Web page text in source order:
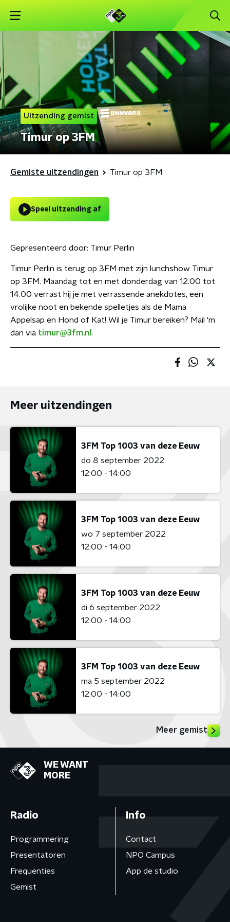
Uitzending gemist
Timur op 3FM
Gemiste uitzendingen Timur op 3FM
Speel uitzending af
Gepresenteerd door: Timur Perlin
Timur Perlin is terug op 3FM met zijn lunchshow Timur
op 3FM. Maandag tot en met donderdag van 12.00 tot
14.00 verrast hij je met verrassende anekdotes, een
vrolijke noot en bekende spelletjes als de Mama
Appelsap en Hond of Kat! Wil je Timur bereiken? Mail 'm
dan via timur@3fm.nl .
Meer uitzendingen
3FM Top 1003 van deze Eeuw
do 8 september 2022
12:00 - 14:00
3FM Top 1003 van deze Eeuw
wo 7 september 2022
12:00 - 14:00
3FM Top 1003 van deze Eeuw
di 6 september 2022
12:00 - 14:00
3FM Top 1003 van deze Eeuw
ma 5 september 2022
12:00 - 14:00
Meer gemist
WE WANT
MORE
Radio
Programmering
Presentatoren
Frequenties
Gemist
Info
Contact
NPO Campus
App de studio